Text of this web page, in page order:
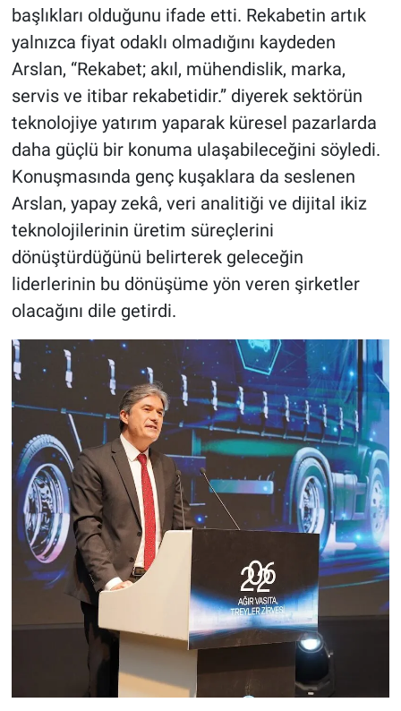
başlıkları olduğunu ifade etti. Rekabetin artık
yalnızca fiyat odaklı olmadığını kaydeden
Arslan, “Rekabet; akıl, mühendislik, marka,
servis ve itibar rekabetidir.” diyerek sektörün
teknolojiye yatırım yaparak küresel pazarlarda
daha güçlü bir konuma ulaşabileceğini söyledi.
Konuşmasında genç kuşaklara da seslenen
Arslan, yapay zekâ, veri analitiği ve dijital ikiz
teknolojilerinin üretim süreçlerini
dönüştürdüğünü belirterek geleceğin
liderlerinin bu dönüşüme yön veren şirketler
olacağını dile getirdi.